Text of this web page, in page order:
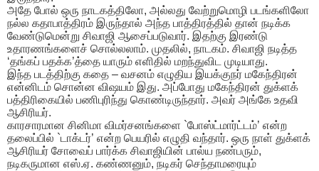
அதே போல் ஒரு நாடகத்திலோ, அல்லது வேற்றுமொழி படங்களிலோ
நல்ல கதாபாத்திரம் இருந்தால் அந்த பாத்திரத்தில் தான் நடிக்க
வேண்டுமென்று சிவாஜி ஆசைப்படுவார். இதற்கு இரண்டு
உதாரணங்களைச் சொல்லலாம். முதலில், நாடகம். சிவாஜி நடித்த
‘தங்கப் பதக்க’த்தை யாரும் எளிதில் மறந்துவிட முடியாது.
இந்த படத்திற்கு கதை – வசனம் எழுதிய இயக்குநர் மகேந்திரன்
என்னிடம் சொன்ன விஷயம் இது. அப்போது மகேந்திரன் துக்ளக்
பத்திரிகையில் பணிபுரிந்து கொண்டிருந்தார். அவர் அங்கே உதவி
ஆசிரியர்.
காரசாரமான சினிமா விமர்சனங்களை `போஸ்ட்மார்ட்டம்’ என்ற
தலைப்பில் `டாக்டர்’ என்ற பெயரில் எழுதி வந்தார். ஒரு நாள் துக்ளக்
ஆசிரியர் சோவைப் பார்க்க சிவாஜியின் பால்ய நண்பரும்,
நடிகருமான எஸ்.ஏ. கண்ணனும், நடிகர் செந்தாமரையும்